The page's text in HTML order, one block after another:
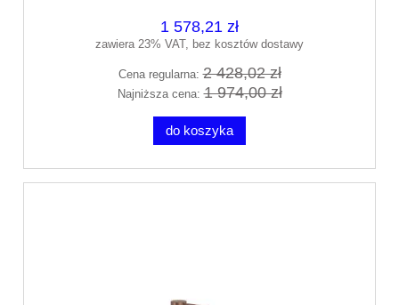
1 578,21 zł
zawiera 23% VAT, bez kosztów dostawy
Cena regularna:2 428,02 zł
Najniższa cena:1 974,00 zł
do koszyka